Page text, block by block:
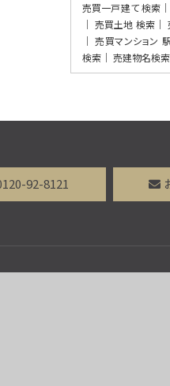
阪
駅
口
駅
売買一戸建て 検索
売買土地 検索
売買マンション
検索
売建物名検索
92-8121